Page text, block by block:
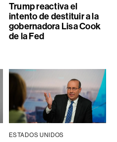
Trump reactiva el
intento de destituir a la
gobernadora Lisa Cook
de la Fed
ESTADOS UNIDOS